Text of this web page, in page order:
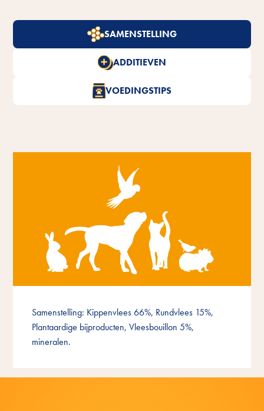
SAMENSTELLING
ADDITIEVEN
VOEDINGSTIPS
Samenstelling: Kippenvlees 66%, Rundvlees 15%,
Plantaardige bijproducten, Vleesbouillon 5%,
mineralen.